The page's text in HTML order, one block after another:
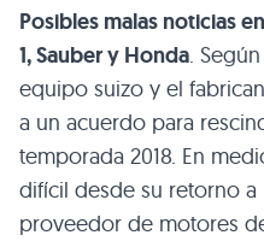
Posibles malas noticias
1, Sauber y Honda.
equipo suizo y el
a un acuerdo para
temporada 2018. En
difícil desde su retorno
proveedor de motores